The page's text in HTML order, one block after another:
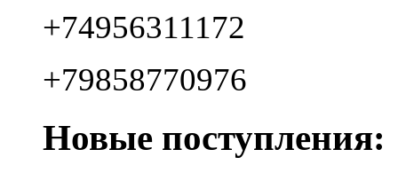
+74956311172
+79858770976
Новые поступления: